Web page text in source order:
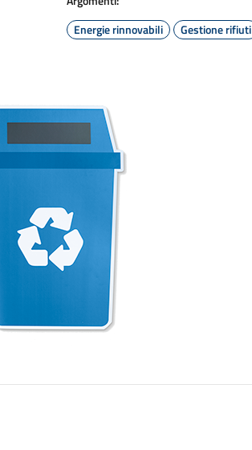
Energie rinnovabili
Gestione rifiuti